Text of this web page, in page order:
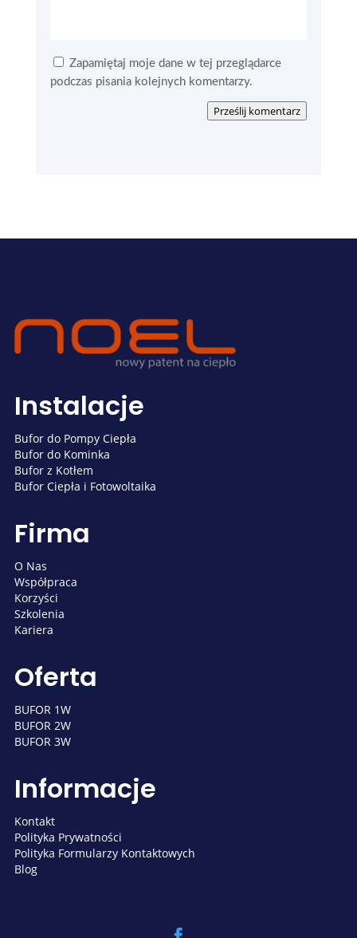
Zapamiętaj moje dane w tej przeglądarce
podczas pisania kolejnych komentarzy.
Prześlij komentarz
Instalacje
Bufor do Pompy Ciepła
Bufor do Kominka
Bufor z Kotłem
Bufor Ciepła i Fotowoltaika
Firma
O Nas
Współpraca
Korzyści
Szkolenia
Kariera
Oferta
BUFOR 1W
BUFOR 2W
BUFOR 3W
Informacje
Kontakt
Polityka Prywatności
Polityka Formularzy Kontaktowych
Blog